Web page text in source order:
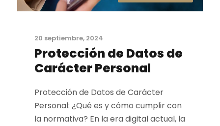
20 septiembre, 2024
Protección de Datos de
Carácter Personal
Protección de Datos de Carácter
Personal: ¿Qué es y cómo cumplir con
la normativa? En la era digital actual, la